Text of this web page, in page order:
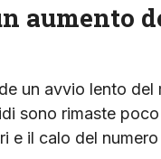
aumento
un avvio lento
sono rimaste
e il calo del